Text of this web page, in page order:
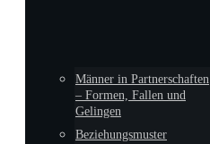
Männer in Partnerschaften
– Formen, Fallen und
Gelingen
Beziehungsmuster